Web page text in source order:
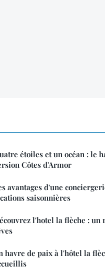
étoiles et un océan : le
Côtes d'Armor
avantages d'une
saisonnières
l'hotel la flèche : un
havre de paix à l'hôtel la